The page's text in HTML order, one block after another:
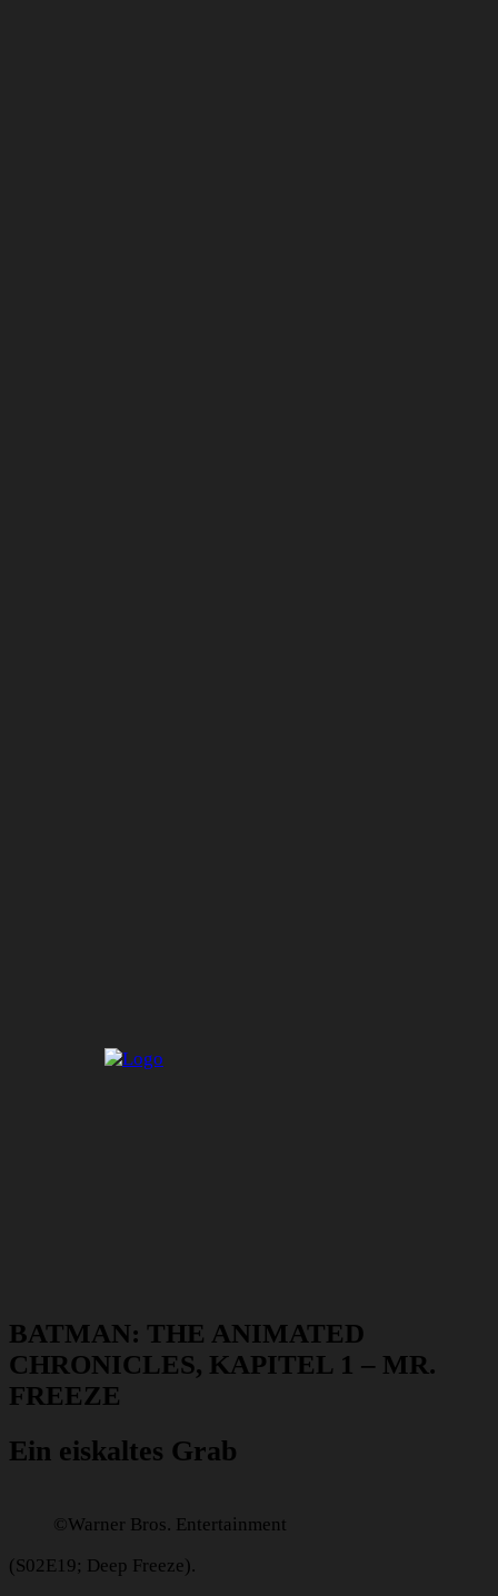
BATMAN: THE ANIMATED
CHRONICLES, KAPITEL 1 – MR.
FREEZE
Ein eiskaltes Grab
©Warner Bros. Entertainment
(S02E19; Deep Freeze).